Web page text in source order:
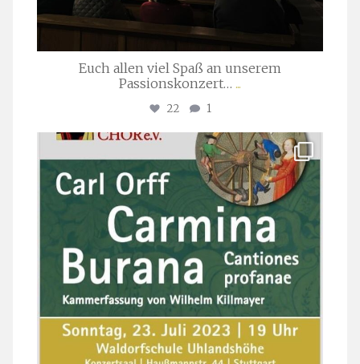
Euch allen viel Spaß an unserem
Passionskonzert… ...
22 1
stuttgarter_oratorienchor
Juli 22